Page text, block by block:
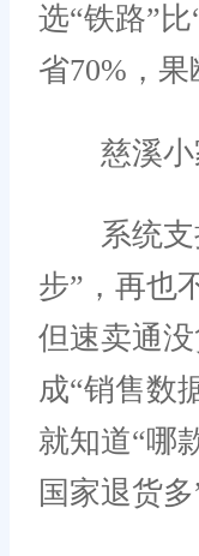
选“铁路”
省70%，果
慈溪小
系统支
步”，再也
但速卖通
成“销售数
就知道“哪
国家退货多